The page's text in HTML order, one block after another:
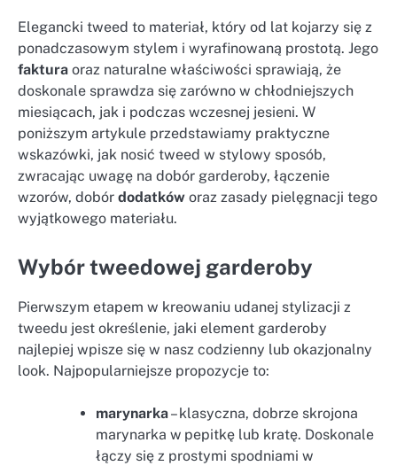
Elegancki tweed to materiał, który od lat kojarzy się z
ponadczasowym stylem i wyrafinowaną prostotą. Jego
faktura oraz naturalne właściwości sprawiają, że
doskonale sprawdza się zarówno w chłodniejszych
miesiącach, jak i podczas wczesnej jesieni. W
poniższym artykule przedstawiamy praktyczne
wskazówki, jak nosić tweed w stylowy sposób,
zwracając uwagę na dobór garderoby, łączenie
wzorów, dobór dodatków oraz zasady pielęgnacji tego
wyjątkowego materiału.
Wybór tweedowej garderoby
Pierwszym etapem w kreowaniu udanej stylizacji z
tweedu jest określenie, jaki element garderoby
najlepiej wpisze się w nasz codzienny lub okazjonalny
look. Najpopularniejsze propozycje to:
marynarka– klasyczna, dobrze skrojona
marynarka w pepitkę lub kratę. Doskonale
łączy się z prostymi spodniami w